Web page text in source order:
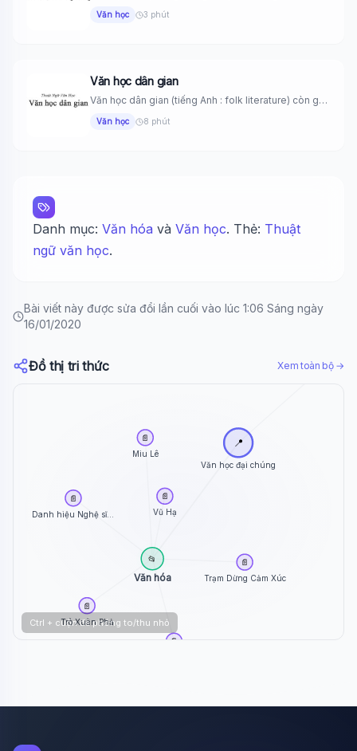
Văn học 3 phút
Văn học dân gian
Văn học dân gian (tiếng Anh : folk literature) còn gọi
Văn học 8 phút
Danh mục: Văn hóa và Văn học. Thẻ: Thuật
ngữ văn học.
Bài viết này được sửa đổi lần cuối vào lúc 1:06 Sáng ngày
16/01/2020
Đồ thị tri thức Xem toàn bộ →
Văn học đại chúng
📍
Văn hóa
📂
Vũ Hạ
📄
Trạm Dừng Cảm Xúc
📄
Trò Xuân Phả
📄
Miu Lê
📄
📄
Danh hiệu Nghệ sĩ...
📄
🏷️
Ctrl + cuộn để phóng to/thu nhỏ